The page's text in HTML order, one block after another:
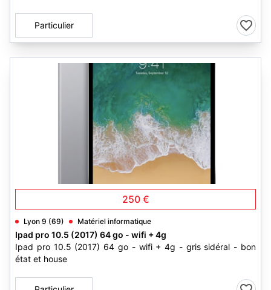
Particulier
250 €
Lyon 9 (69) Matériel informatique
Ipad pro 10.5 (2017) 64 go - wifi + 4g
Ipad pro 10.5 (2017) 64 go - wifi + 4g - gris sidéral - bon
état et house